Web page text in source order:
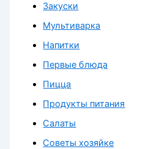
Закуски
Мультиварка
Напитки
Первые блюда
Пицца
Продукты питания
Салаты
Советы хозяйке